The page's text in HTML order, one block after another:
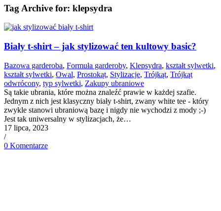
Tag Archive for: klepsydra
Biały t-shirt – jak stylizować ten kultowy basic?
Bazowa garderoba, Formuła garderoby, Klepsydra, kształt sylwetki,
kształt sylwetki, Owal, Prostokąt, Stylizacje, Trójkąt, Trójkąt
odwrócony, typ sylwetki, Zakupy ubraniowe
Są takie ubrania, które można znaleźć prawie w każdej szafie.
Jednym z nich jest klasyczny biały t-shirt, zwany white tee - który
zwykle stanowi ubraniową bazę i nigdy nie wychodzi z mody ;-)
Jest tak uniwersalny w stylizacjach, że…
17 lipca, 2023
/
0 Komentarze